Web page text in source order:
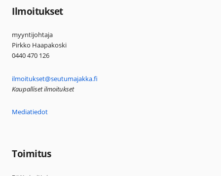
Ilmoitukset
myyntijohtaja
Pirkko Haapakoski
0440 470 126
ilmoitukset@seutumajakka.fi
Kaupalliset ilmoitukset
Mediatiedot
Toimitus